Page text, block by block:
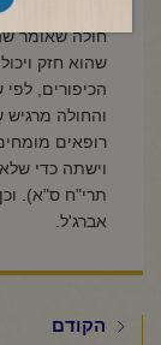
חולה שאומר
שהוא חזק
הכיפורים,
והחולה מרגיש
רופאים
וישתה כדי
תרי"ח ס"א).
אברג'ל.
הקודם